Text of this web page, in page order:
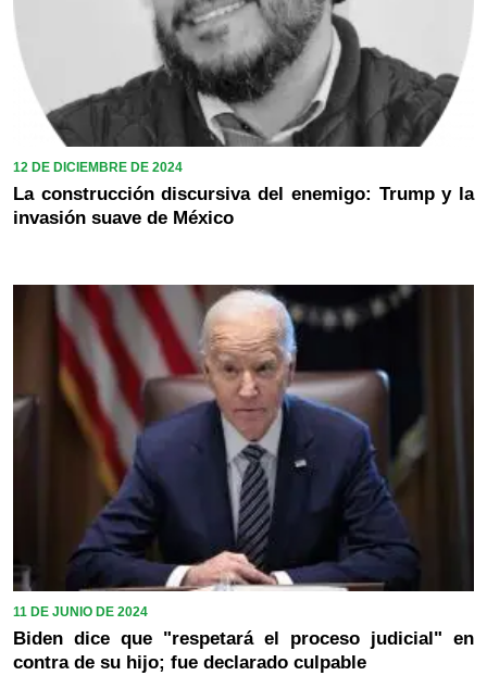
12 DE DICIEMBRE DE 2024
La construcción discursiva del enemigo: Trump y la
invasión suave de México
11 DE JUNIO DE 2024
Biden dice que "respetará el proceso judicial" en
contra de su hijo; fue declarado culpable